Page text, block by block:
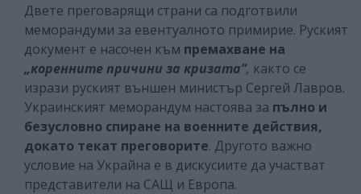
Двете преговарящи страни са подготвили
меморандуми за евентуалното примирие. Руският
документ е насочен към премахване на
„коренните причини за кризата”, както се
изрази руският външен министър Сергей Лавров.
Украинският меморандум настоява за пълно и
безусловно спиране на военните действия,
докато текат преговорите. Другото важно
условие на Украйна е в дискусиите да участват
представители на САЩ и Европа.